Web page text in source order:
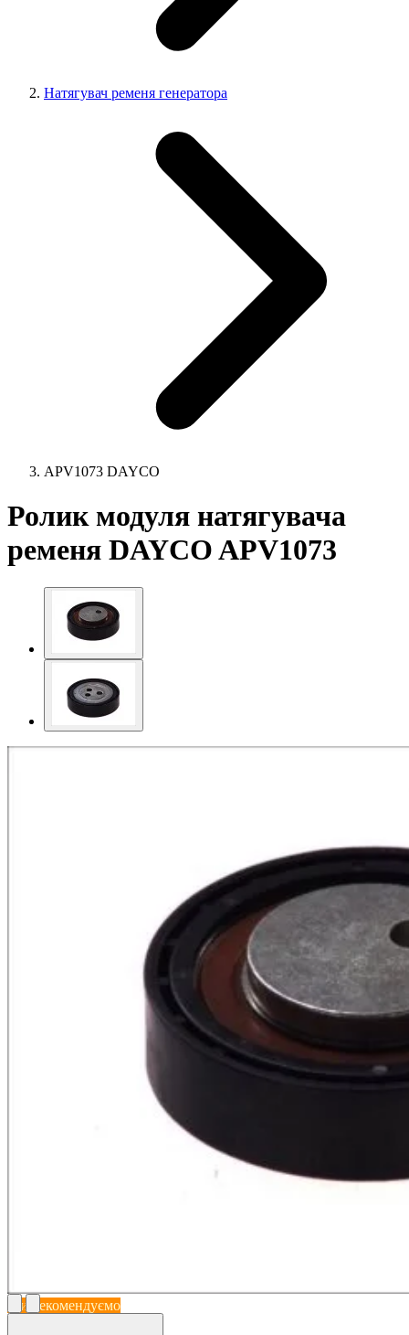
Натягувач ременя генератора
APV1073 DAYCO
Ролик модуля натягувача
ременя DAYCO APV1073
Ми рекомендуємо